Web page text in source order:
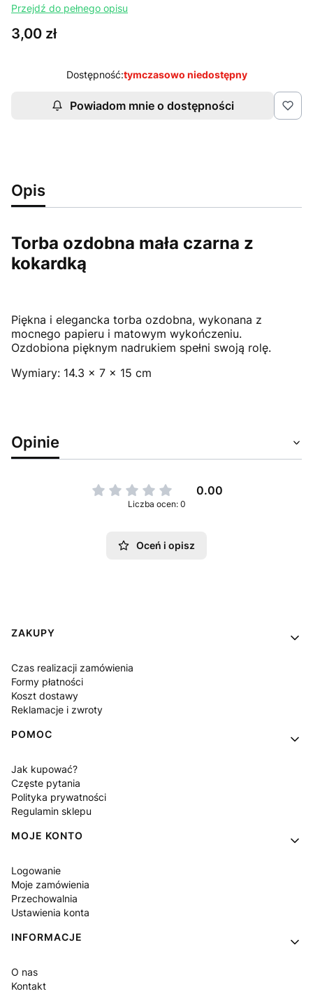
Przejdź do pełnego opisu
Cena
3,00 zł
Dostępność:tymczasowo niedostępny
Powiadom mnie o dostępności
Opis
Torba ozdobna mała czarna z
kokardką
Piękna i elegancka torba ozdobna, wykonana z
mocnego papieru i matowym wykończeniu.
Ozdobiona pięknym nadrukiem spełni swoją rolę.
Wymiary: 14.3 x 7 x 15 cm
Opinie
0.00
Liczba ocen: 0
Oceń i opisz
Linki w stopce
ZAKUPY
Czas realizacji zamówienia
Formy płatności
Koszt dostawy
Reklamacje i zwroty
POMOC
Jak kupować?
Częste pytania
Polityka prywatności
Regulamin sklepu
MOJE KONTO
Logowanie
Moje zamówienia
Przechowalnia
Ustawienia konta
INFORMACJE
O nas
Kontakt